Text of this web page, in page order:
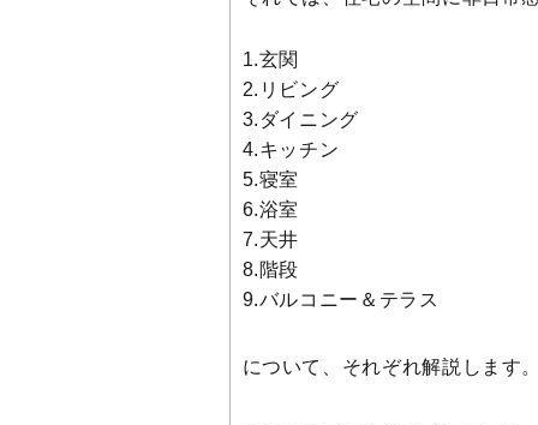
1.玄関
2.リビング
3.ダイニング
4.キッチン
5.寝室
6.浴室
7.天井
8.階段
9.バルコニー＆テラス
について、それぞれ解説します